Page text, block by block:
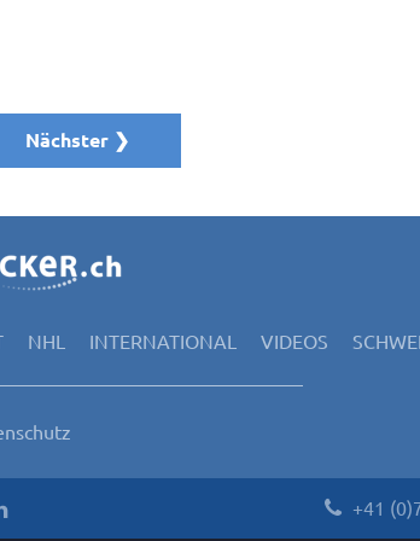
Nächster ❯
NHL INTERNATIONAL VIDEOS
+41